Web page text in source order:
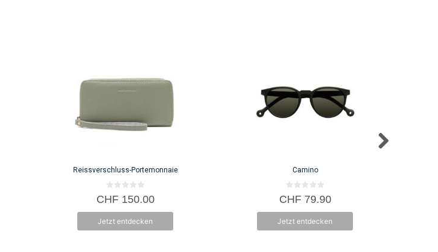
Reissverschluss-Portemonnaie
0
v
5
CHF150.00
Jetzt entdecken
Camino
0
v
5
CHF79.90
Jetzt entdecken